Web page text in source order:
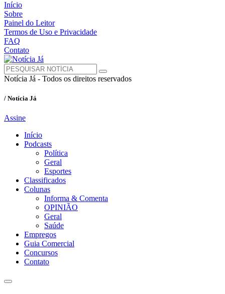
Início
Sobre
Painel do Leitor
Termos de Uso e Privacidade
FAQ
Contato
Notícia Já - Todos os direitos reservados
/ Notícia Já
Assine
Início
Podcasts
Política
Geral
Esportes
Classificados
Colunas
Informa & Comenta
OPINIÃO
Geral
Saúde
Empregos
Guia Comercial
Concursos
Contato